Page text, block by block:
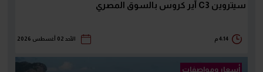
سيتروين C3 آير كروس بالسوق المصري
4:14 م الأحد 02 أغسطس 2026
أسعار ومواصفات